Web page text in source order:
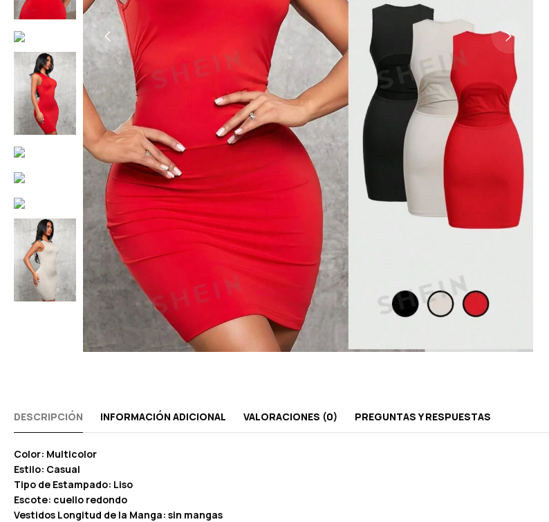
DESCRIPCIÓN INFORMACIÓN ADICIONAL VALORACIONES (0) PREGUNTAS Y RESPUESTAS
Color: Multicolor
Estilo: Casual
Tipo de Estampado: Liso
Escote: cuello redondo
Vestidos Longitud de la Manga: sin mangas